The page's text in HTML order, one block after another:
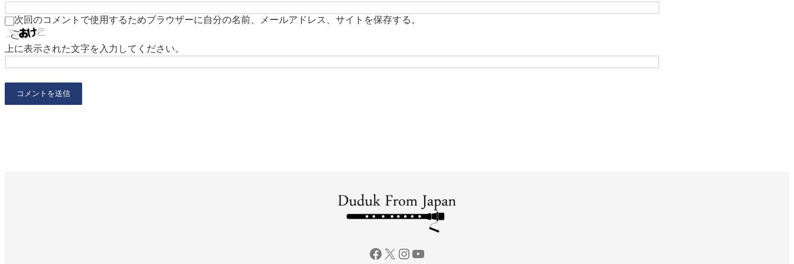
次回のコメントで使用するためブラウザーに自分の名前、メールアドレス、サイトを保存する。
上に表示された文字を入力してください。
Facebook
X Instagram
YouTube